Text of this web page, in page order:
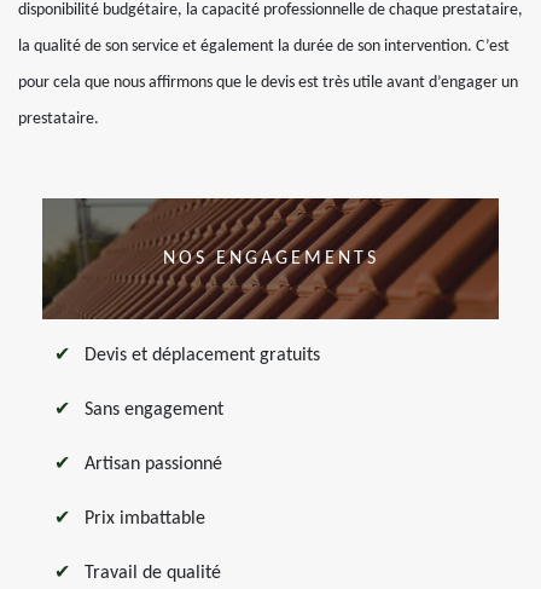
disponibilité budgétaire, la capacité professionnelle de chaque prestataire,
la qualité de son service et également la durée de son intervention. C’est
pour cela que nous affirmons que le devis est très utile avant d’engager un
prestataire.
NOS ENGAGEMENTS
Devis et déplacement gratuits
Sans engagement
Artisan passionné
Prix imbattable
Travail de qualité